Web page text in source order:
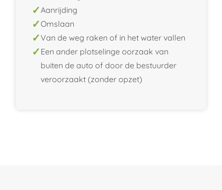
Aanrijding
Omslaan
Van de weg raken of in het water vallen
Een ander plotselinge oorzaak van
buiten de auto of door de bestuurder
veroorzaakt (zonder opzet)